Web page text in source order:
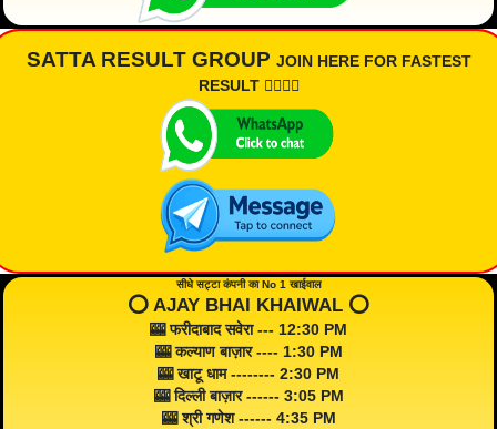
SATTA RESULT GROUP JOIN HERE FOR FASTEST
RESULT 👇🏾👇🏾
सीधे सट्टा कंपनी का No 1 खाईवाल
⭕️ AJAY BHAI KHAIWAL ⭕️
🎰 फरीदाबाद सवेरा --- 12:30 PM
🎰 कल्याण बाज़ार ---- 1:30 PM
🎰 खाटू धाम -------- 2:30 PM
🎰 दिल्ली बाज़ार ------ 3:05 PM
🎰 श्री गणेश ------ 4:35 PM